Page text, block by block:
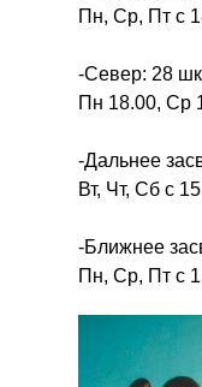
Пн, Ср, Пт с
-Север: 28
Пн 18.00, Ср
-Дальнее
Вт, Чт, Сб с
-Ближнее
Пн, Ср, Пт с